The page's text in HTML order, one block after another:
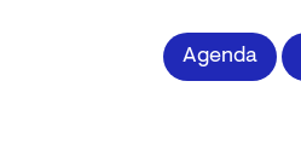
impriméeAgenda